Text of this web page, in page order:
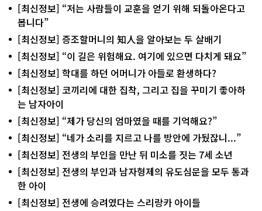
[최신정보] “저는 사람들이 교훈을 얻기 위해 되돌아온다고
봅니다”
[최신정보] 증조할머니의 知人을 알아보는 두 살배기
[최신정보] “이 길은 위험해요. 여기에 있으면 다치게 돼요”
[최신정보] 학대를 하던 어머니가 아들로 환생하다?
[최신정보] 코끼리에 대한 집착, 그리고 집을 꾸미기 좋아하
는 남자아이
[최신정보] “제가 당신의 엄마였을 때를 기억해요?”
[최신정보] “네가 소리를 지르고 나를 방안에 가뒀잖니...”
[최신정보] 전생의 부인을 만난 뒤 미소를 짓는 7세 소년
[최신정보] 전생의 부인과 남자형제의 유도심문을 모두 통과
한 아이
[최신정보] 전생에 승려였다는 스리랑카 아이들